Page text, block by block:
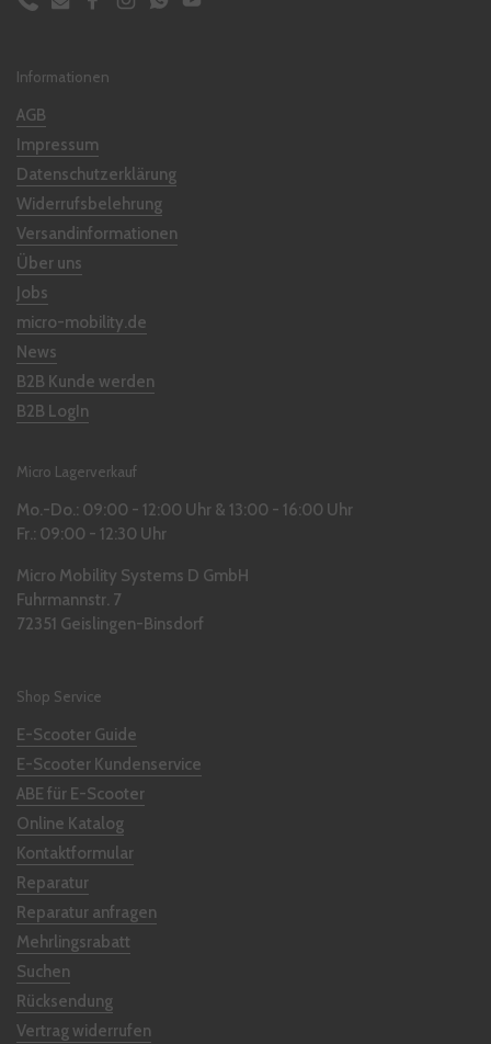
PhoneEmailFacebook
Instagram
WhatsApp
YouTube
Informationen
AGB
Impressum
Datenschutzerklärung
Widerrufsbelehrung
Versandinformationen
Über uns
Jobs
micro-mobility.de
News
B2B Kunde werden
B2B LogIn
Micro Lagerverkauf
Mo.-Do.: 09:00 - 12:00 Uhr & 13:00 - 16:00 Uhr
Fr.: 09:00 - 12:30 Uhr
Micro Mobility Systems D GmbH
Fuhrmannstr. 7
72351 Geislingen-Binsdorf
Shop Service
E-Scooter Guide
E-Scooter Kundenservice
ABE für E-Scooter
Online Katalog
Kontaktformular
Reparatur
Reparatur anfragen
Mehrlingsrabatt
Suchen
Rücksendung
Vertrag widerrufen